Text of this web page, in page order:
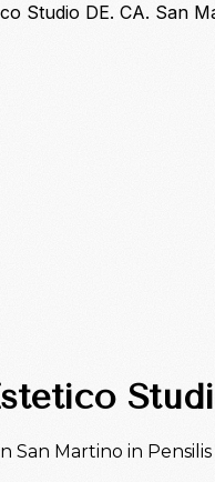
Studio DE. CA. San
San Martino in Pensilis